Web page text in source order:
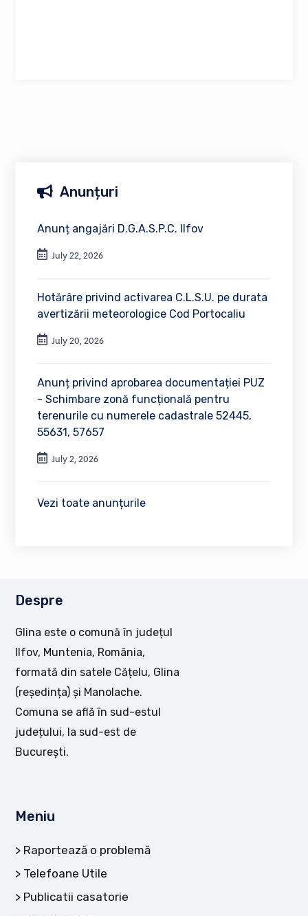
Anunțuri
Anunț angajări D.G.A.S.P.C. Ilfov
July 22, 2026
Hotărâre privind activarea C.L.S.U. pe durata
avertizării meteorologice Cod Portocaliu
July 20, 2026
Anunț privind aprobarea documentației PUZ
- Schimbare zonă funcțională pentru
terenurile cu numerele cadastrale 52445,
55631, 57657
July 2, 2026
Vezi toate anunțurile
Despre
Glina este o comună în județul
Ilfov, Muntenia, România,
formată din satele Cățelu, Glina
(reședința) și Manolache.
Comuna se află în sud-estul
județului, la sud-est de
București.
Meniu
Raportează o problemă
Telefoane Utile
Publicatii casatorie